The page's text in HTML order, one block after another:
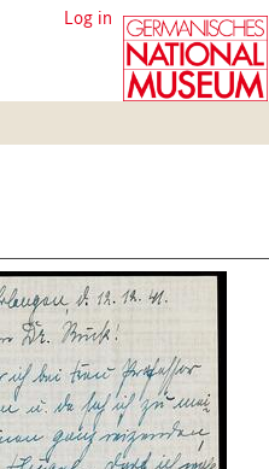
User
account
menu
Log in